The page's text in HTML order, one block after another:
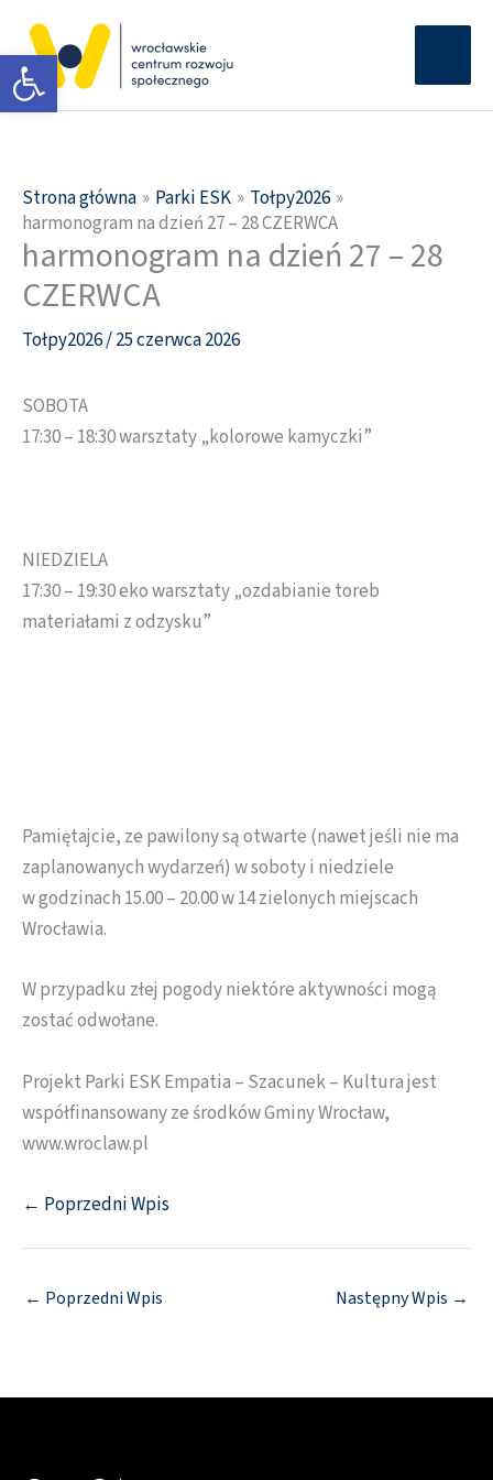
Otwórz pasek narzędzi
treści
Strona główna Parki ESK
Tołpy2026
harmonogram na dzień 27 – 28 CZERWCA
harmonogram na dzień 27 – 28
CZERWCA
Tołpy2026/25 czerwca 2026
SOBOTA
17:30 – 18:30 warsztaty „kolorowe kamyczki”
NIEDZIELA
17:30 – 19:30 eko warsztaty „ozdabianie toreb
materiałami z odzysku”
Pamiętajcie, ze pawilony są otwarte (nawet jeśli nie ma
zaplanowanych wydarzeń) w soboty i niedziele
w godzinach 15.00 – 20.00 w 14 zielonych miejscach
Wrocławia.
W przypadku złej pogody niektóre aktywności mogą
zostać odwołane.
Projekt Parki ESK Empatia – Szacunek – Kultura jest
współfinansowany ze środków Gminy Wrocław,
www.wroclaw.pl
← Poprzedni Wpis
← Poprzedni Wpis Następny Wpis →